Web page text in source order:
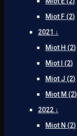
Miot F (2)
2021 ↓
Miot H (2)
Miot I (2)
Miot J (2)
Miot M (2)
2022 ↓
Miot N (2)